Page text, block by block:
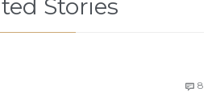
Stories
 8